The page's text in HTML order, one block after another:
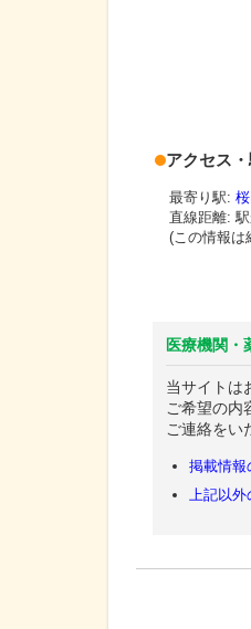
アクセス
最寄り駅:
直線距離: 駅
(この情報は
医療機関・
当サイトは
ご希望の内
ご連絡をい
掲載情報
上記以